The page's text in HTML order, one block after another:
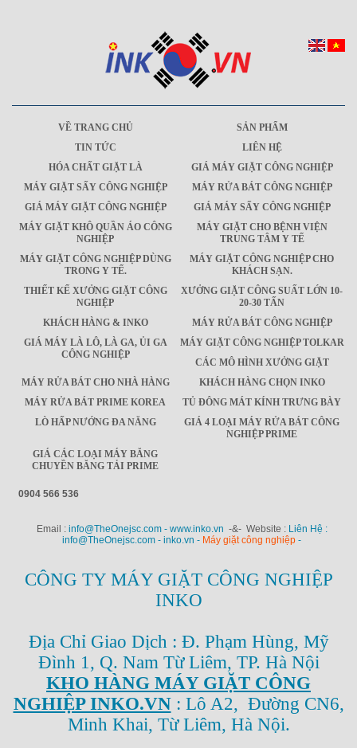
VỀ TRANG CHỦ
SẢN PHẨM
TIN TỨC
LIÊN HỆ
HÓA CHẤT GIẶT LÀ
GIÁ MÁY GIẶT CÔNG NGHIỆP
MÁY GIẶT SẤY CÔNG NGHIỆP
MÁY RỬA BÁT CÔNG NGHIỆP
GIÁ MÁY GIẶT CÔNG NGHIỆP
GIÁ MÁY SẤY CÔNG NGHIỆP
MÁY GIẶT KHÔ QUẦN ÁO CÔNG
NGHIỆP
MÁY GIẶT CHO BỆNH VIỆN
TRUNG TÂM Y TẾ
MÁY GIẶT CÔNG NGHIỆP DÙNG
TRONG Y TẾ.
MÁY GIẶT CÔNG NGHIỆP CHO
KHÁCH SẠN.
THIẾT KẾ XƯỞNG GIẶT CÔNG
NGHIỆP
XƯỞNG GIẶT CÔNG SUẤT LỚN 10-
20-30 TẤN
KHÁCH HÀNG & INKO
MÁY RỬA BÁT CÔNG NGHIỆP
GIÁ MÁY LÀ LÔ, LÀ GA, ỦI GA
CÔNG NGHIỆP
MÁY GIẶT CÔNG NGHIỆP TOLKAR
CÁC MÔ HÌNH XƯỞNG GIẶT
MÁY RỬA BÁT CHO NHÀ HÀNG
KHÁCH HÀNG CHỌN INKO
MÁY RỬA BÁT PRIME KOREA
TỦ ĐÔNG MÁT KÍNH TRƯNG BÀY
LÒ HẤP NƯỚNG ĐA NĂNG
GIÁ 4 LOẠI MÁY RỬA BÁT CÔNG
NGHIỆP PRIME
GIÁ CÁC LOẠI MÁY BĂNG
CHUYỀN BĂNG TẢI PRIME
0904 566 536
Email : info@TheOnejsc.com - www.inko.vn -&- Website : Liên Hệ :
info@TheOnejsc.com - inko.vn - Máy giặt công nghiệp -
CÔNG TY MÁY GIẶT CÔNG NGHIỆP
INKO
Địa Chỉ Giao Dịch : Đ. Phạm Hùng, Mỹ
Đình 1, Q. Nam Từ Liêm, TP. Hà Nội
KHO HÀNG MÁY GIẶT CÔNG
NGHIỆP INKO.VN: Lô A2, Đường CN6,
Minh Khai, Từ Liêm, Hà Nội.